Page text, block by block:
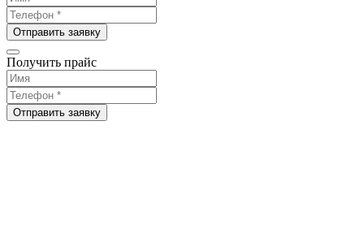
Отправить заявку
Получить прайс
Отправить заявку